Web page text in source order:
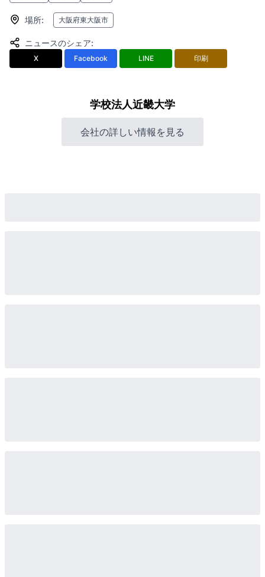
場所: 大阪府東大阪市
ニュースのシェア:
X Facebook LINE 印刷
学校法人近畿大学
会社の詳しい情報を見る